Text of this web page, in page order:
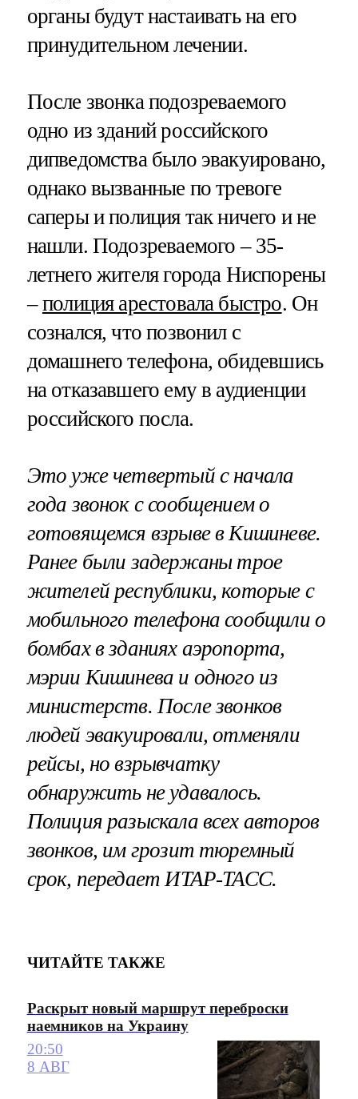
органы будут настаивать на его
принудительном лечении.
После звонка подозреваемого
одно из зданий российского
дипведомства было эвакуировано,
однако вызванные по тревоге
саперы и полиция так ничего и не
нашли. Подозреваемого – 35-
летнего жителя города Ниспорены
–полиция арестовала быстро. Он
сознался, что позвонил с
домашнего телефона, обидевшись
на отказавшего ему в аудиенции
российского посла.
Это уже четвертый с начала
года звонок с сообщением о
готовящемся взрыве в Кишиневе.
Ранее были задержаны трое
жителей республики, которые с
мобильного телефона сообщили о
бомбах в зданиях аэропорта,
мэрии Кишинева и одного из
министерств. После звонков
людей эвакуировали, отменяли
рейсы, но взрывчатку
обнаружить не удавалось.
Полиция разыскала всех авторов
звонков, им грозит тюремный
срок, передает ИТАР-ТАСС.
ЧИТАЙТЕ ТАКЖЕ
Раскрыт новый маршрут переброски
наемников на Украину
20:50
8 АВГ